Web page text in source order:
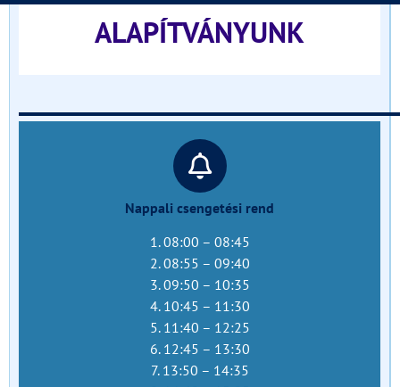
ALAPÍTVÁNYUNK
Nappali csengetési rend
1. 08:00 – 08:45
2. 08:55 – 09:40
3. 09:50 – 10:35
4. 10:45 – 11:30
5. 11:40 – 12:25
6. 12:45 – 13:30
7. 13:50 – 14:35